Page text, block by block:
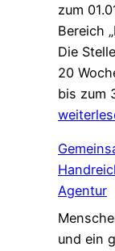
zum
Bereich
Die
20
bis zum
Agentur
und ein